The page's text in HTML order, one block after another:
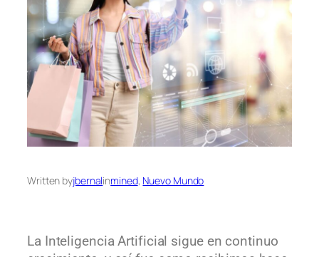
Written byjbernalinmined, Nuevo Mundo
La Inteligencia Artificial sigue en continuo